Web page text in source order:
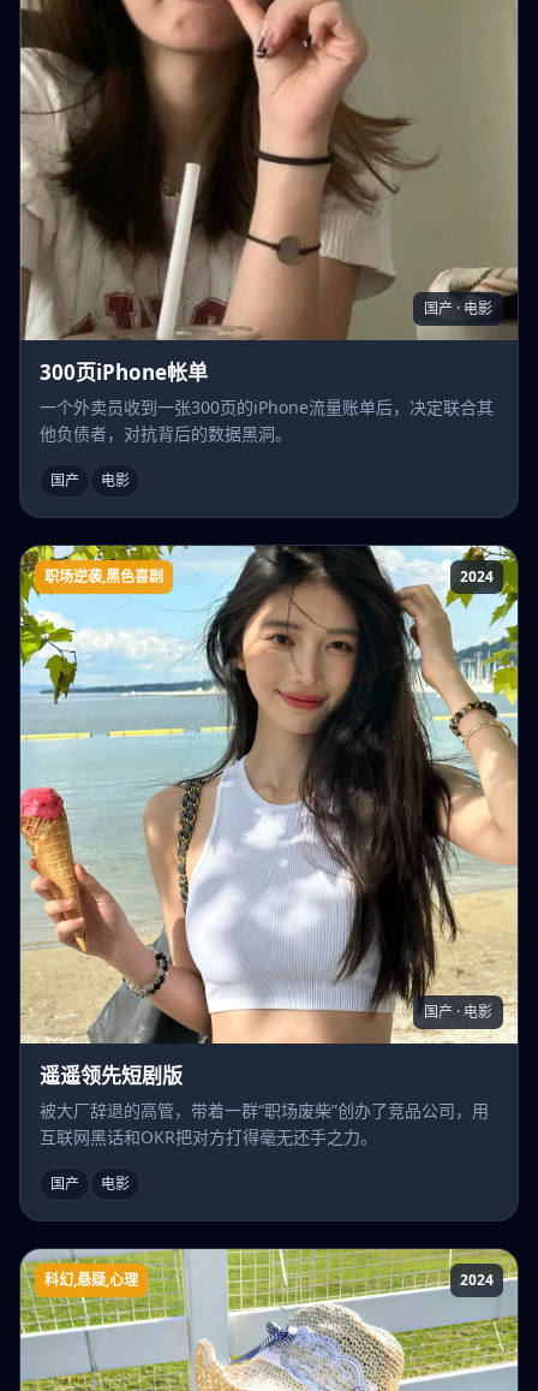
国产 · 电影
300页iPhone帐单
一个外卖员收到一张300页的iPhone流量账单后，决定联合其
他负债者，对抗背后的数据黑洞。
国产 电影
遥遥领先短剧版
职场逆袭,黑色喜剧 2024
国产 · 电影
遥遥领先短剧版
被大厂辞退的高管，带着一群“职场废柴”创办了竞品公司，用
互联网黑话和OKR把对方打得毫无还手之力。
国产 电影
智力测试
科幻,悬疑,心理 2024